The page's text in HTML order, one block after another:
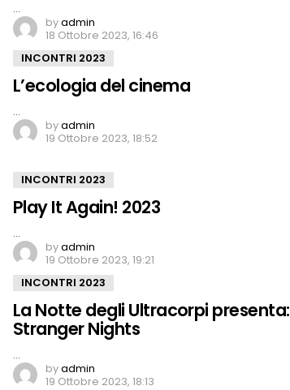
…
byadmin
18 Ottobre 2023, 16:46
INCONTRI 2023
L’ecologia del cinema
…
byadmin
19 Ottobre 2023, 18:52
INCONTRI 2023
Play It Again! 2023
…
byadmin
19 Ottobre 2023, 19:21
INCONTRI 2023
La Notte degli Ultracorpi presenta:
Stranger Nights
…
byadmin
19 Ottobre 2023, 18:13